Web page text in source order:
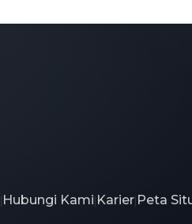
|Hubungi Kami|Karier|Peta